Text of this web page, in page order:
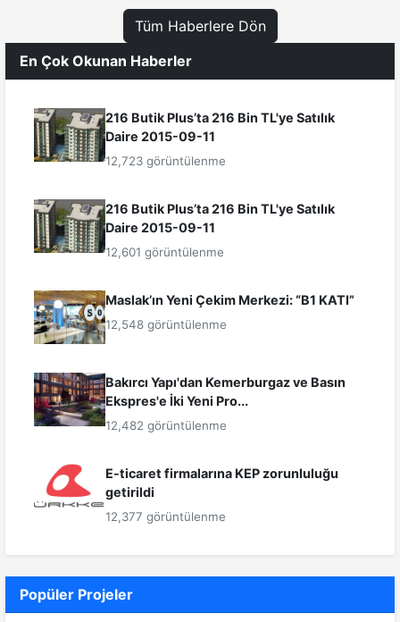
Tüm Haberlere Dön
En Çok Okunan Haberler
216 Butik Plus’ta 216 Bin TL'ye Satılık
Daire 2015-09-11
12,723 görüntülenme
216 Butik Plus’ta 216 Bin TL'ye Satılık
Daire 2015-09-11
12,601 görüntülenme
Maslak’ın Yeni Çekim Merkezi: “B1 KATI”
12,548 görüntülenme
Bakırcı Yapı'dan Kemerburgaz ve Basın
Ekspres'e İki Yeni Pro...
12,482 görüntülenme
E-ticaret firmalarına KEP zorunluluğu
getirildi
12,377 görüntülenme
Popüler Projeler